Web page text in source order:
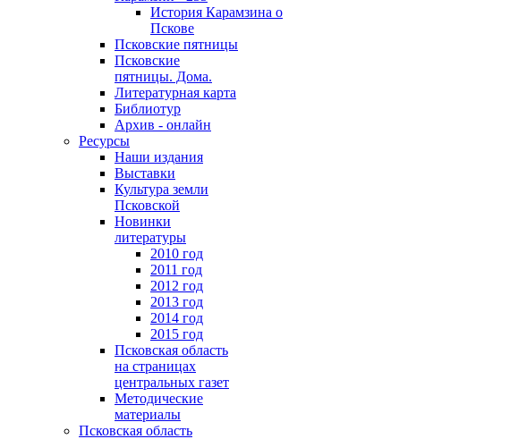
История Карамзина о
Пскове
Псковские пятницы
Псковские
пятницы. Дома.
Литературная карта
Библиотур
Архив - онлайн
Ресурсы
Наши издания
Выставки
Культура земли
Псковской
Новинки
литературы
2010 год
2011 год
2012 год
2013 год
2014 год
2015 год
Псковская область
на страницах
центральных газет
Методические
материалы
Псковская область